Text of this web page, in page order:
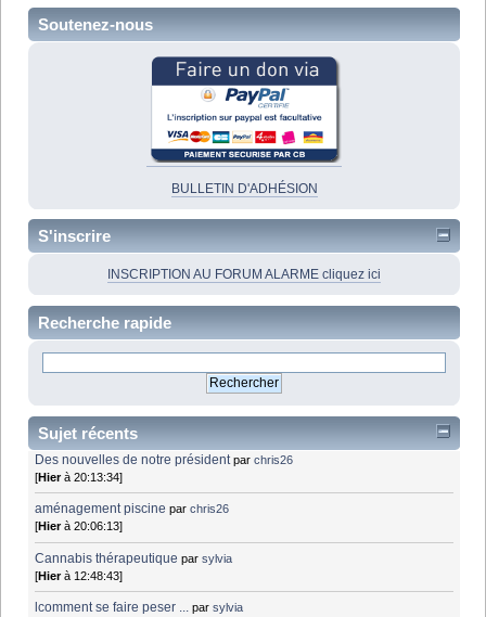
Soutenez-nous
BULLETIN D'ADHÉSION
S'inscrire
INSCRIPTION AU FORUM ALARME cliquez ici
Recherche rapide
Sujet récents
Des nouvelles de notre président parchris26
[Hierà 20:13:34]
aménagement piscine parchris26
[Hierà 20:06:13]
Cannabis thérapeutique parsylvia
[Hierà 12:48:43]
lcomment se faire peser ... parsylvia